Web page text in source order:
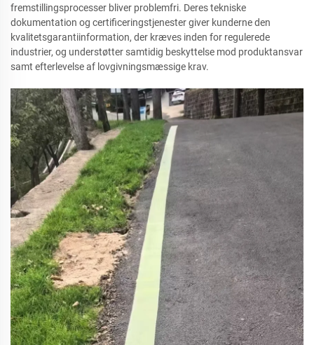
fremstillingsprocesser bliver problemfri. Deres tekniske
dokumentation og certificeringstjenester giver kunderne den
kvalitetsgarantiinformation, der kræves inden for regulerede
industrier, og understøtter samtidig beskyttelse mod produktansvar
samt efterlevelse af lovgivningsmæssige krav.